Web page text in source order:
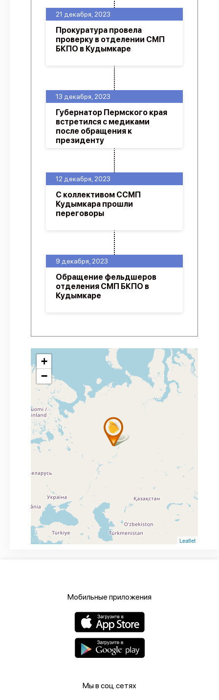
9 декабря, 2023
Обращение фельдшеров
отделения СМП БКПО в
Кудымкаре
12 декабря, 2023
С коллективом ССМП
Кудымкара прошли
переговоры
13 декабря, 2023
Губернатор Пермского края
встретился с медиками
после обращения к
президенту
21 декабря, 2023
Прокуратура провела
проверку в отделении СМП
БКПО в Кудымкаре
+
−
Leaflet
Мобильные приложения
Мы в соц.сетях